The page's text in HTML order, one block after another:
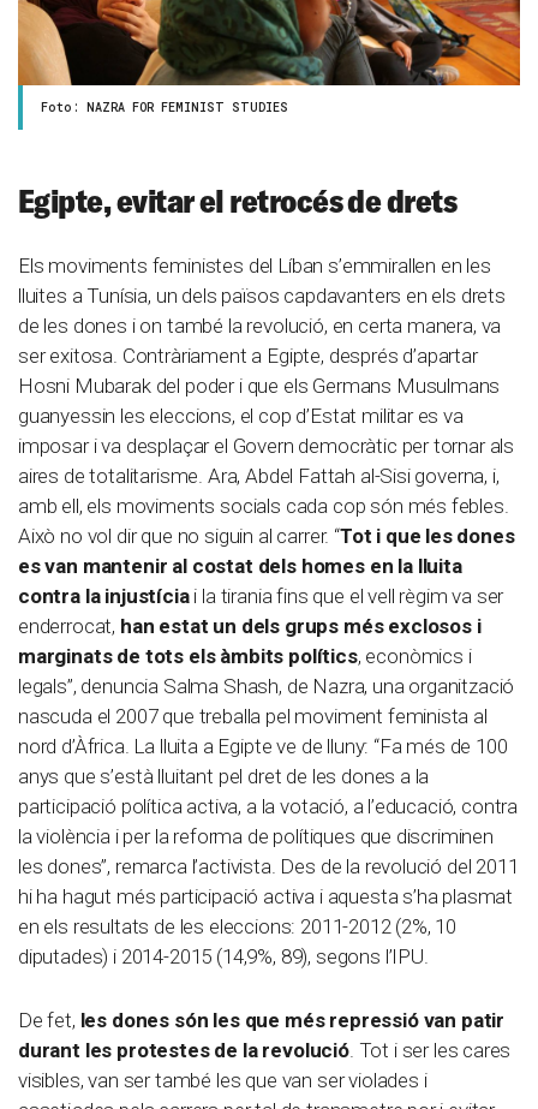
Foto: NAZRA FOR FEMINIST STUDIES
Egipte, evitar el retrocés de drets
Els moviments feministes del Líban s’emmirallen en les
lluites a Tunísia, un dels països capdavanters en els drets
de les dones i on també la revolució, en certa manera, va
ser exitosa. Contràriament a Egipte, després d’apartar
Hosni Mubarak del poder i que els Germans Musulmans
guanyessin les eleccions, el cop d’Estat militar es va
imposar i va desplaçar el Govern democràtic per tornar als
aires de totalitarisme. Ara, Abdel Fattah al-Sisi governa, i,
amb ell, els moviments socials cada cop són més febles.
Això no vol dir que no siguin al carrer. “Tot i que les dones
es van mantenir al costat dels homes en la lluita
contra la injustíciai la tirania fins que el vell règim va ser
enderrocat, han estat un dels grups més exclosos i
marginats de tots els àmbits polítics, econòmics i
legals”, denuncia Salma Shash, de Nazra, una organització
nascuda el 2007 que treballa pel moviment feminista al
nord d’Àfrica. La lluita a Egipte ve de lluny: “Fa més de 100
anys que s’està lluitant pel dret de les dones a la
participació política activa, a la votació, a l’educació, contra
la violència i per la reforma de polítiques que discriminen
les dones”, remarca l’activista. Des de la revolució del 2011
hi ha hagut més participació activa i aquesta s’ha plasmat
en els resultats de les eleccions: 2011-2012 (2%, 10
diputades) i 2014-2015 (14,9%, 89), segons l’IPU.
De fet, les dones són les que més repressió van patir
durant les protestes de la revolució. Tot i ser les cares
visibles, van ser també les que van ser violades i